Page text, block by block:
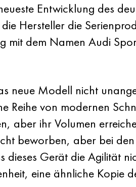
Entwicklung des
Hersteller die
mit dem Namen Audi
neue Modell nicht
Reihe von modernen
aber ihr Volumen
beworben, aber bei
Gerät die Agilität
eine ähnliche